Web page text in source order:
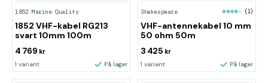
1852 Marine Quality
1852 VHF-kabel RG213
svart 10mm 100m
4 769 kr
1 variant På lager
Shakespeare (1)
VHF-antennekabel 10 mm
50 ohm 50m
3 425 kr
1 variant På lager